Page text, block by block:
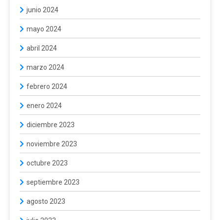
junio 2024
mayo 2024
abril 2024
marzo 2024
febrero 2024
enero 2024
diciembre 2023
noviembre 2023
octubre 2023
septiembre 2023
agosto 2023